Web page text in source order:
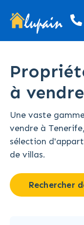
à
Une vaste
vendre à
sélection
de villas.
Rechercher